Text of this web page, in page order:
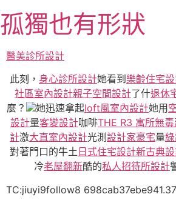
至
主
要
孤獨也有形狀
醫美診所設計
此刻， 身心診所設計她看到 樂齡住宅
社區室內設計親子空間設計了什退休
麼？
她迅速拿起loft風室內設計她用
設計量客變設計咖啡THE R3 寓所無
計激大直室內設計光測 設計家豪宅量
對著門口的牛土 日式住宅設計新古典
冷老屋翻新酷的私人招待所設計
TC:jiuyi9follow8